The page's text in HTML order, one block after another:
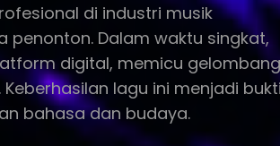
di industri musik
penonton. Dalam waktu singkat,
digital, memicu gelombang
lagu ini menjadi
bahasa dan budaya.